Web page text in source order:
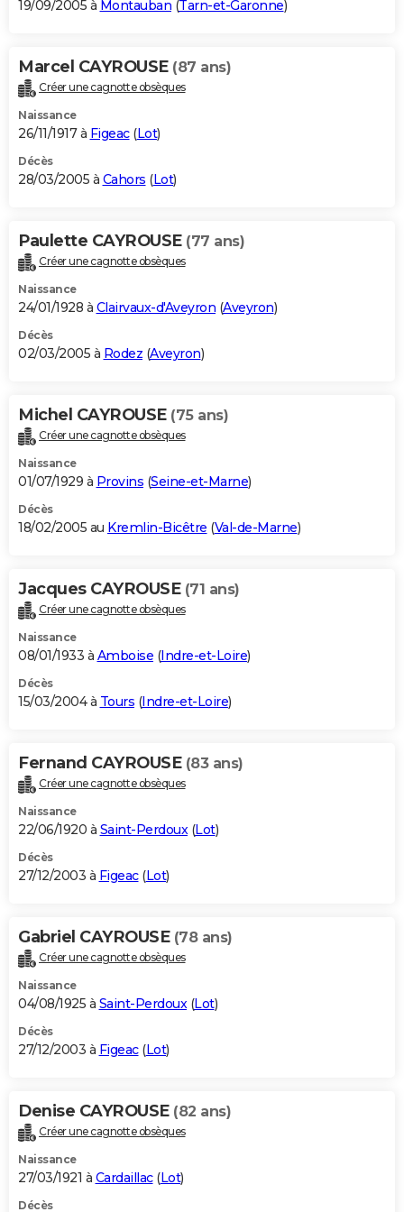
19/09/2005 à Montauban (Tarn-et-Garonne)
Marcel CAYROUSE (87 ans)
Créer une cagnotte obsèques
Naissance
26/11/1917 à Figeac(Lot)
Décès
28/03/2005 à Cahors (Lot)
Paulette CAYROUSE (77 ans)
Créer une cagnotte obsèques
Naissance
24/01/1928 à Clairvaux-d'Aveyron (Aveyron)
Décès
02/03/2005 à Rodez (Aveyron)
Michel CAYROUSE (75 ans)
Créer une cagnotte obsèques
Naissance
01/07/1929 à Provins (Seine-et-Marne)
Décès
18/02/2005 au Kremlin-Bicêtre (Val-de-Marne)
Jacques CAYROUSE (71 ans)
Créer une cagnotte obsèques
Naissance
08/01/1933 à Amboise (Indre-et-Loire)
Décès
15/03/2004 à Tours (Indre-et-Loire)
Fernand CAYROUSE (83 ans)
Créer une cagnotte obsèques
Naissance
22/06/1920 à Saint-Perdoux(Lot)
Décès
27/12/2003 à Figeac(Lot)
Gabriel CAYROUSE (78 ans)
Créer une cagnotte obsèques
Naissance
04/08/1925 à Saint-Perdoux(Lot)
Décès
27/12/2003 à Figeac(Lot)
Denise CAYROUSE (82 ans)
Créer une cagnotte obsèques
Naissance
27/03/1921 à Cardaillac(Lot)
Décès